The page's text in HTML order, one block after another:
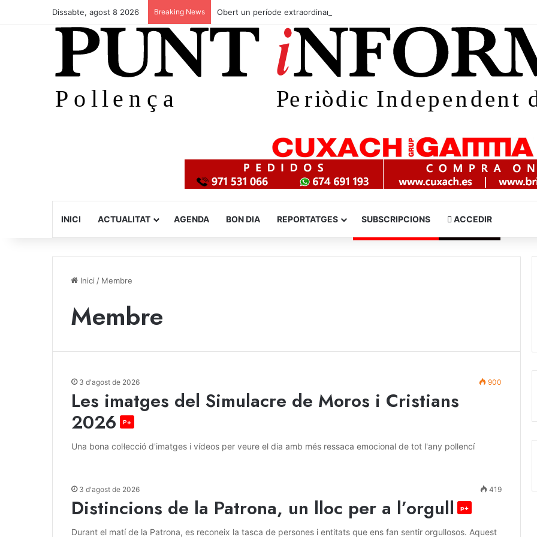
Dissabte, agost 8 2026 Breaking News Obert un període extraordinari de caça de coloms i tudons per evitar danys al camp
INICI ACTUALITAT AGENDA BON DIA REPORTATGES SUBSCRIPCIONS ACCEDIR
Inici / Membre
Membre
3 d'agost de 2026 900
Les imatges del Simulacre de Moros i Cristians
2026
P+
Una bona col·lecció d'imatges i vídeos per veure el dia amb més ressaca emocional de tot l'any pollencí
3 d'agost de 2026 419
Distincions de la Patrona, un lloc per a l’orgull p+
Durant el matí de la Patrona, es reconeix la tasca de persones i entitats que ens fan sentir orgullosos. Aquest